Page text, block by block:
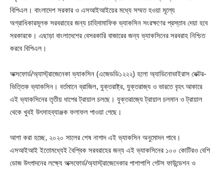
বিপিএল। বাংলাদেশ সরকার ও এসআইআইয়ের মধ্যে সম্মত হওয়া মূল্যে
অগ্রাধিকারমূলক সরবরাহের জন্য চাহিদামাফিক ভ্যাকসিন সংরক্ষণের প্রস্তাব দেয়া হবে
সরকারকে। এছাড়া বাংলাদেশের বেসরকারি বাজারের জন্য ভ্যাকসিনের সরবরাহ নিশ্চিত
করবে বিপিএল।
অক্সফোর্ড/অ্যাস্ট্রাজেনেকা ভ্যাকসিন (এজেডডি১২২২) হলো অ্যাডিনোভাইরাস ভেক্টর-
ভিত্তিক ভ্যাকসিন। বর্তমানে ব্রাজিল, যুক্তরাষ্ট্র, যুক্তরাজ্য ও ভারতে বৃহৎ আকারে
এই ভ্যাকসিনের তৃতীয় ধাপের ট্রায়াল চলছে। যুক্তরাজ্যে ট্রায়াল চলমান ও ট্রায়াল
থেকে খুবই উৎসাহব্যাঞ্জক ফলাফল পাওয়া গেছে।
আশা করা হচ্ছে, ২০২০ সালের শেষ নাগাদ এই ভ্যাকসিন অনুমোদন পাবে।
এসআইআই ইতোমধ্যেই বৈশ্বিক সরবরাহের জন্য এই ভ্যাকসিনের ১০০ কোটিরও বেশি
ডোজ উৎপাদনের লক্ষ্যে অক্সফোর্ড/অ্যাস্ট্রাজেনেকার পাশাপাশি গেটস ফাউন্ডেশন ও